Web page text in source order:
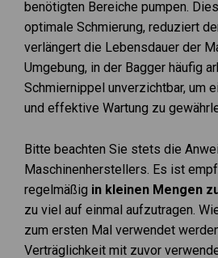
benötigten Bereiche pumpen.
optimale Schmierung, reduziert
verlängert die Lebensdauer der
Umgebung, in der Bagger häufig
Schmiernippel unverzichtbar, um
und effektive Wartung zu
Bitte beachten Sie stets die
Maschinenherstellers. Es ist
regelmäßig in kleinen Mengen
zu viel auf einmal aufzutragen.
zum ersten Mal verwendet
Verträglichkeit mit zuvor